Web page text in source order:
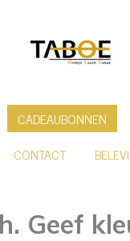
CADEAUBONNEN
CONTACT
Geef